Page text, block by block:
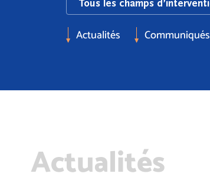
Actualités Communiqués
Actualités